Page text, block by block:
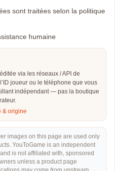
sont traitées selon la politique
humaine
via les réseaux / API de
joueur ou le téléphone que vous
indépendant — pas la boutique
& origine
images on this page are used only
YouToGame is an independent
is not affiliated with, sponsored
unless a product page